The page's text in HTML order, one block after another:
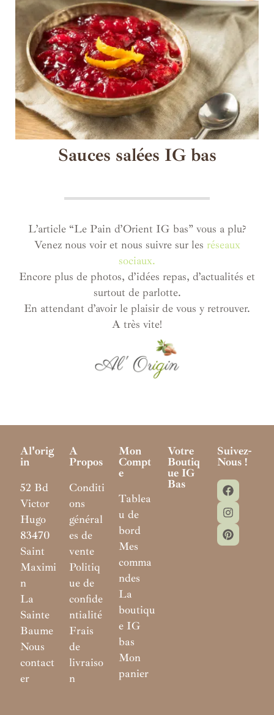
Sauces salées IG bas
L’article “Le Pain d’Orient IG bas” vous a plu?
Venez nous voir et nous suivre sur les réseaux
sociaux.
Encore plus de photos, d’idées repas, d’actualités et
surtout de parlotte.
En attendant d’avoir le plaisir de vous y retrouver.
A très vite!
Al'orig
In
52 Bd
Victor
Hugo
83470
Saint
Maximi
n
La
Sainte
Baume
Nous
contact
er
A
Propos
Conditi
ons
général
es de
vente
Politiq
ue de
confide
ntialité
Frais
de
livraiso
n
Mon
Compt
E
Tablea
u de
bord
Mes
comma
ndes
La
boutiqu
e IG
bas
Mon
panier
Votre
Boutiq
Ue IG
Bas
Suivez-
Nous !